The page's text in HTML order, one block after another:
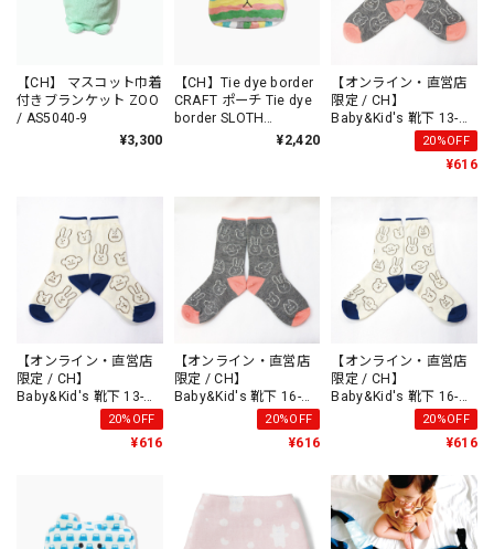
【CH】 マスコット巾着
付きブランケット ZOO
/ AS5040-9
¥3,300
【CH】Tie dye border
CRAFT ポーチ Tie dye
border SLOTH
¥2,420
【オンライン・直営店
限定 / CH】
Baby&Kid's 靴下 13-
15cm PINK /AS9854-1
20%OFF
¥616
【オンライン・直営店
限定 / CH】
Baby&Kid's 靴下 13-
15cm BLUE /AS9854-2
20%OFF
¥616
【オンライン・直営店
限定 / CH】
Baby&Kid's 靴下 16-
18cm PINK /AS9855-1
20%OFF
¥616
【オンライン・直営店
限定 / CH】
Baby&Kid's 靴下 16-
18cm BLUE /AS9855-2
20%OFF
¥616